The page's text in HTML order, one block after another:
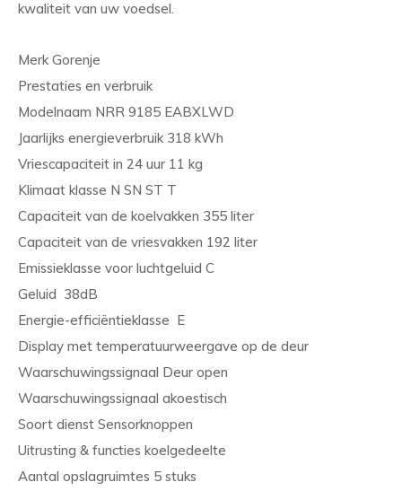
kwaliteit van uw voedsel.
Merk Gorenje
Prestaties en verbruik
Modelnaam NRR 9185 EABXLWD
Jaarlijks energieverbruik 318 kWh
Vriescapaciteit in 24 uur 11 kg
Klimaat klasse N SN ST T
Capaciteit van de koelvakken 355 liter
Capaciteit van de vriesvakken 192 liter
Emissieklasse voor luchtgeluid C
Geluid 38dB
Energie-efficiëntieklasse E
Display met temperatuurweergave op de deur
Waarschuwingssignaal Deur open
Waarschuwingssignaal akoestisch
Soort dienst Sensorknoppen
Uitrusting & functies koelgedeelte
Aantal opslagruimtes 5 stuks